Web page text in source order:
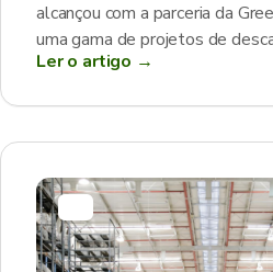
alcançou com a parceria da
uma gama de projetos de
Ler o artigo →